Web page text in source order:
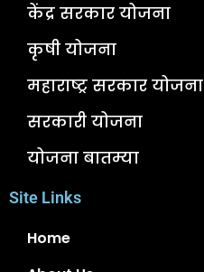
केंद्र सरकार योजना
कृषी योजना
महाराष्ट्र सरकार योजना
सरकारी योजना
योजना बातम्या
Site Links
Home